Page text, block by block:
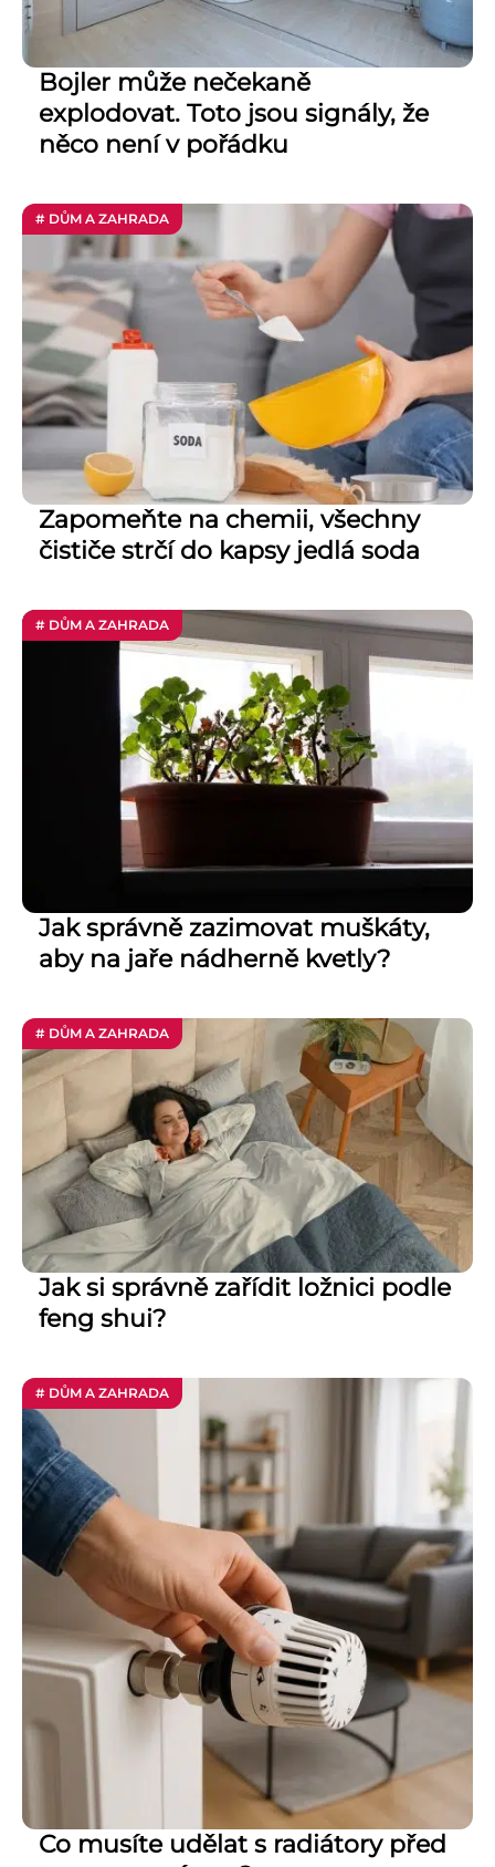
Bojler může nečekaně
explodovat. Toto jsou signály, že
něco není v pořádku
# DŮM A ZAHRADA
Zapomeňte na chemii, všechny
čističe strčí do kapsy jedlá soda
# DŮM A ZAHRADA
Jak správně zazimovat muškáty,
aby na jaře nádherně kvetly?
# DŮM A ZAHRADA
Jak si správně zařídit ložnici podle
feng shui?
# DŮM A ZAHRADA
Co musíte udělat s radiátory před